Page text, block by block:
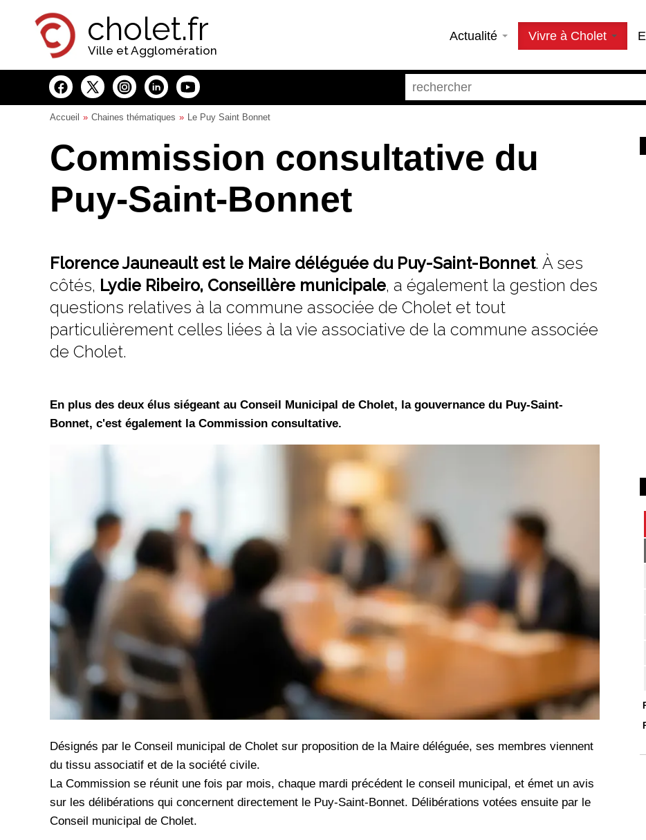
cholet.fr
Ville et Agglomération
Actualité Vivre à Cholet
Accueil Chaines thématiques Le Puy Saint Bonnet
Commission consultative du
Puy-Saint-Bonnet
Florence Jauneault est le Maire déléguée du Puy-Saint-Bonnet. À ses
côtés, Lydie Ribeiro, Conseillère municipale, a également la gestion des
questions relatives à la commune associée de Cholet et tout
particulièrement celles liées à la vie associative de la commune associée
de Cholet.
En plus des deux élus siégeant au Conseil Municipal de Cholet, la gouvernance du Puy-Saint-
Bonnet, c'est également la Commission consultative.
Désignés par le Conseil municipal de Cholet sur proposition de la Maire déléguée, ses membres viennent
du tissu associatif et de la société civile.
La Commission se réunit une fois par mois, chaque mardi précédent le conseil municipal, et émet un avis
sur les délibérations qui concernent directement le Puy-Saint-Bonnet. Délibérations votées ensuite par le
Conseil municipal de Cholet.